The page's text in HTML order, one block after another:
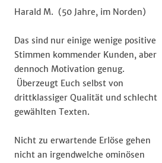
Harald M. (50 Jahre, im Norden)
Das sind nur einige wenige positive
Stimmen kommender Kunden, aber
dennoch Motivation genug.
Überzeugt Euch selbst von
drittklassiger Qualität und schlecht
gewählten Texten.
Nicht zu erwartende Erlöse gehen
nicht an irgendwelche ominösen